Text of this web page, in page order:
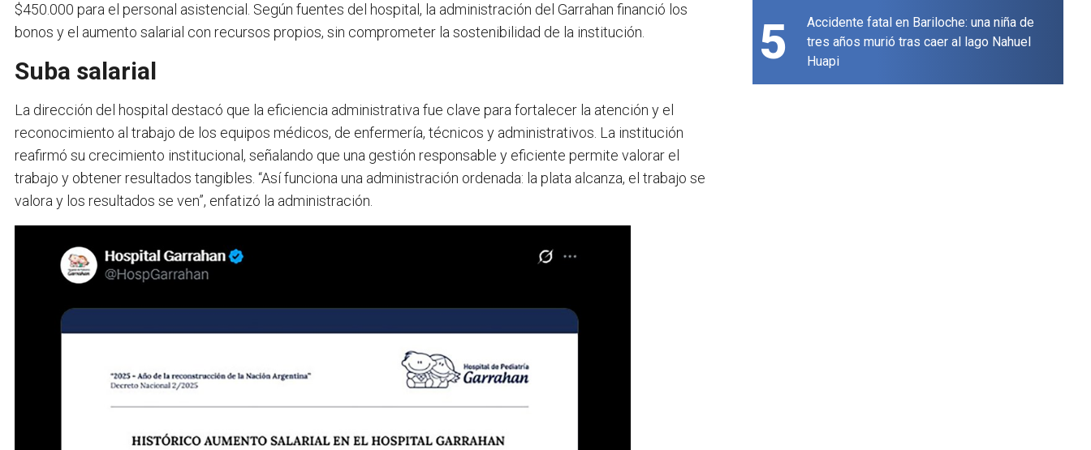
$450.000 para el personal asistencial. Según fuentes del hospital, la administración del Garrahan financió los
bonos y el aumento salarial con recursos propios, sin comprometer la sostenibilidad de la institución.
Suba salarial
La dirección del hospital destacó que la eficiencia administrativa fue clave para fortalecer la atención y el
reconocimiento al trabajo de los equipos médicos, de enfermería, técnicos y administrativos. La institución
reafirmó su crecimiento institucional, señalando que una gestión responsable y eficiente permite valorar el
trabajo y obtener resultados tangibles. “Así funciona una administración ordenada: la plata alcanza, el trabajo se
valora y los resultados se ven”, enfatizó la administración.
5
Accidente fatal en Bariloche: una niña de
tres años murió tras caer al lago Nahuel
Huapi